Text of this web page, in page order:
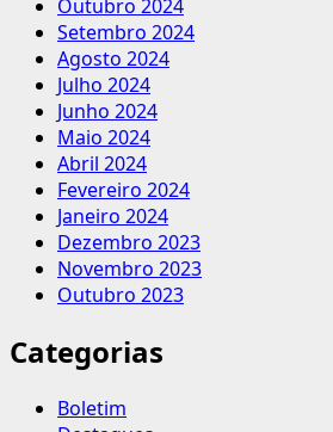
Outubro 2024
Setembro 2024
Agosto 2024
Julho 2024
Junho 2024
Maio 2024
Abril 2024
Fevereiro 2024
Janeiro 2024
Dezembro 2023
Novembro 2023
Outubro 2023
Categorias
Boletim